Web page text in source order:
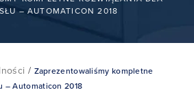
– AUTOMATICON 2018
/ Zaprezentowaliśmy kompletne
– Automaticon 2018